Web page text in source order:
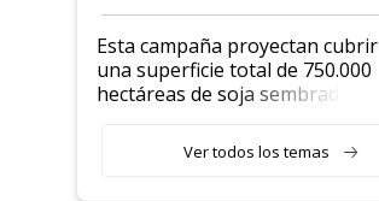
Esta campaña proyectan cubrir
una superficie total de 750.000
hectáreas de soja sembradas
variedades que marcan un
salto tecnológico en genética y
Ver todos los temas